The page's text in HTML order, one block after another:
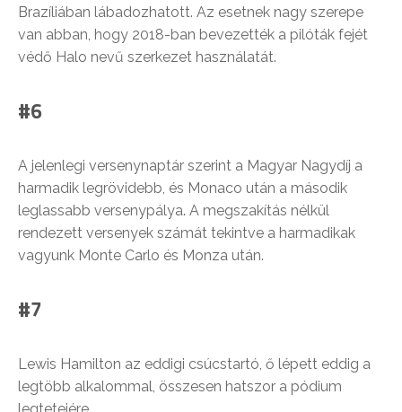
Brazíliában lábadozhatott. Az esetnek nagy szerepe
van abban, hogy 2018-ban bevezették a pilóták fejét
védő Halo nevű szerkezet használatát.
#6
A jelenlegi versenynaptár szerint a Magyar Nagydíj a
harmadik legrövidebb, és Monaco után a második
leglassabb versenypálya. A megszakítás nélkül
rendezett versenyek számát tekintve a harmadikak
vagyunk Monte Carlo és Monza után.
#7
Lewis Hamilton az eddigi csúcstartó, ő lépett eddig a
legtöbb alkalommal, összesen hatszor a pódium